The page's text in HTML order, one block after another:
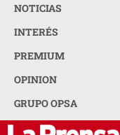
NOTICIAS
INTERÉS
PREMIUM
OPINION
GRUPO OPSA